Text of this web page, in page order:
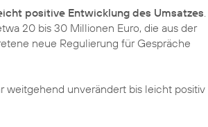
positive Entwicklung des Umsatzes.
20 bis 30 Millionen Euro, die aus der
neue Regulierung für Gespräche
weitgehend unverändert bis leicht positiv